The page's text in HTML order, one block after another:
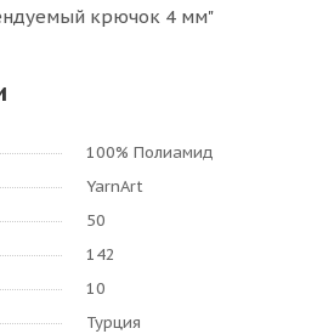
крючок 4 мм"
100% Полиамид
YarnArt
50
142
10
Турция